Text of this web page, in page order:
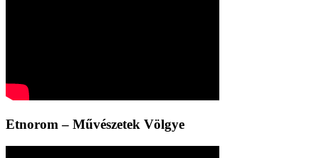
Etnorom – Művészetek Völgye